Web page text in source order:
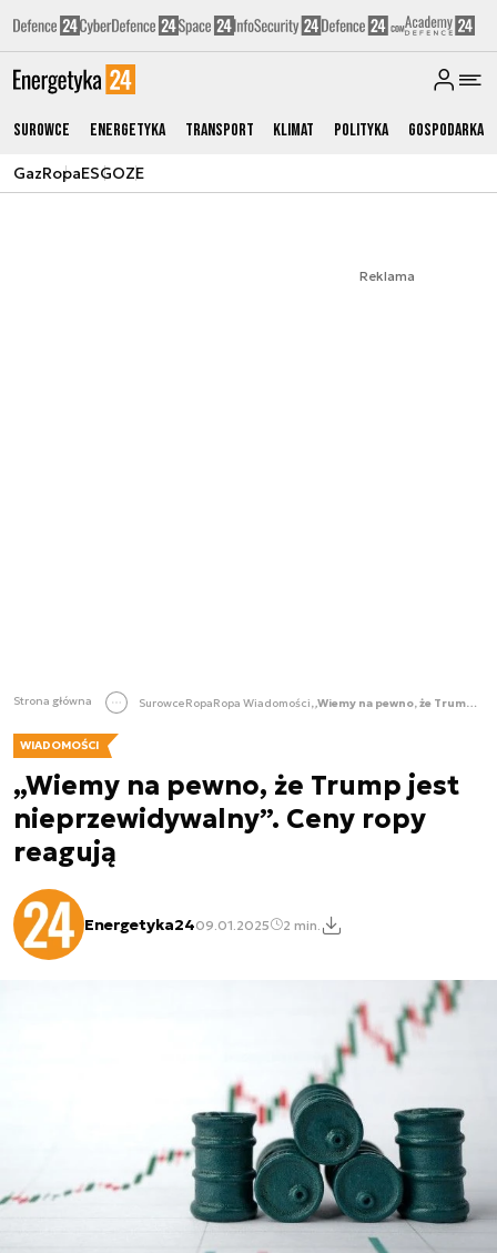
Surowce Energetyka Transport Klimat Polityka Gospodarka
GazRopaESGOZE
Reklama
Strona główna SurowceRopaRopa Wiadomości „Wiemy na pewno, że Trump jest nieprzewidywalny”. Ceny ropy reagują
WIADOMOŚCI
„Wiemy na pewno, że Trump jest
nieprzewidywalny”. Ceny ropy
reagują
Energetyka2409.01.2025 2 min.